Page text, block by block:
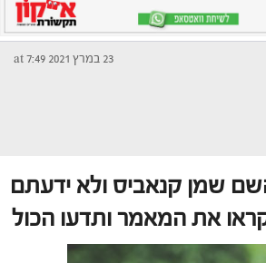
23 במרץ 2021 at 7:49
שמן קנאביס ולא ידעתם
את המאמר ותדעו הכול